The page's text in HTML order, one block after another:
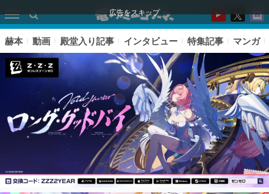
広告をスキップ
赫本 動画 殿堂入り記事 インタビュー 特集記事 マンガ